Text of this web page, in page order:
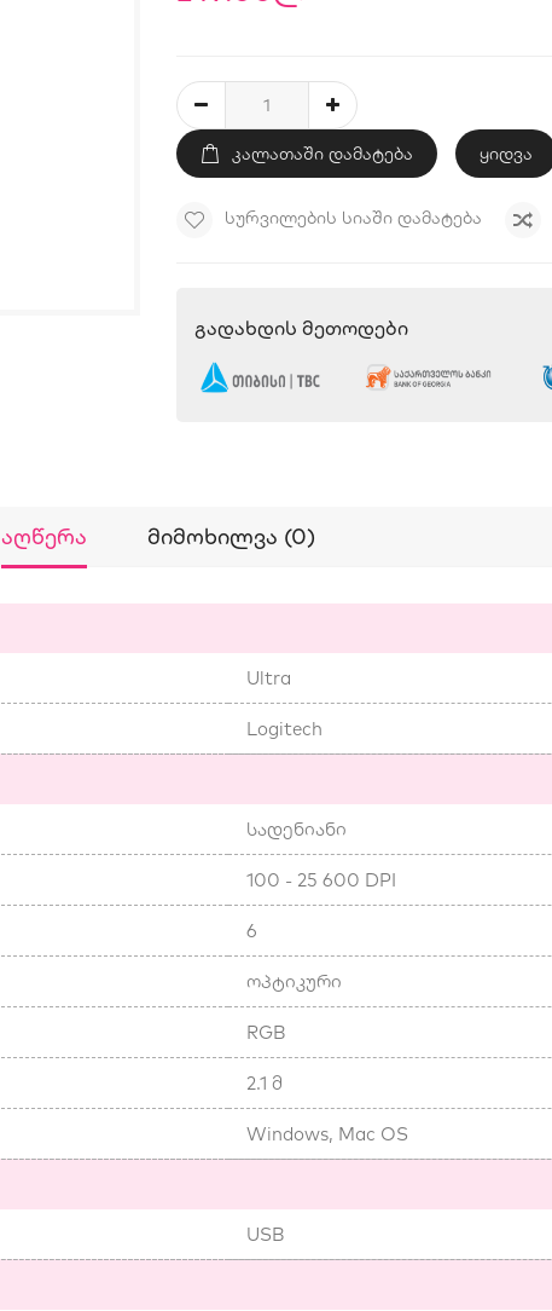
ᲙᲐᲚᲐᲗᲐᲨᲘ ᲓᲐᲛᲐᲢᲔᲑᲐ ყიდვა
ᲡᲣᲠᲕᲘᲚᲔᲑᲘᲡ ᲡᲘᲐᲨᲘ ᲓᲐᲛᲐᲢᲔᲑᲐ
Გადახდის Მეთოდები
Აღწერა Მიმოხილვა (0)
Ultra
Logitech
სადენიანი
100 - 25 600 DPI
6
ოპტიკური
RGB
2.1 მ
Windows, Mac OS
USB